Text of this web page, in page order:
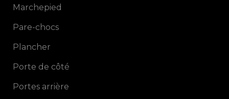
Marchepied
Pare-chocs
Plancher
Porte de côté
Portes arrière